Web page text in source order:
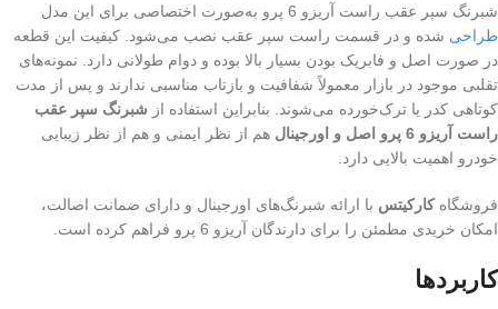
شبرنگ سپر عقب راست آریزو 6 پرو به‌صورت اختصاصی برای این مدل
طراحی شده و در قسمت راست سپر عقب نصب می‌شود. کیفیت این قطعه
در صورت اصل و فابریک بودن بسیار بالا بوده و دوام طولانی دارد. نمونه‌های
تقلبی موجود در بازار معمولاً شفافیت و بازتاب مناسبی ندارند و پس از مدت
کوتاهی کدر یا ترک‌خورده می‌شوند. بنابراین استفاده از شبرنگ سپر عقب
راست آریزو 6 پرو اصل و اورجینال
هم از نظر ایمنی و هم از نظر زیبایی
خودرو اهمیت بالایی دارد.
فروشگاهکارکیتس با ارائه شبرنگ‌های اورجینال و دارای ضمانت اصالت،
امکان خریدی مطمئن را برای دارندگان آریزو 6 پرو فراهم کرده است.
کاربردها